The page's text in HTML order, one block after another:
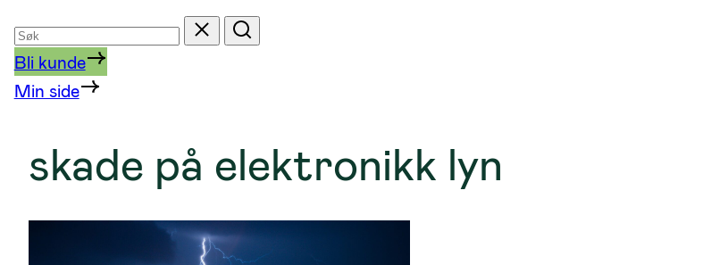
Søk
etter
Tilbakestill
Søk
Bli kunde
Min side
skade på elektronikk lyn